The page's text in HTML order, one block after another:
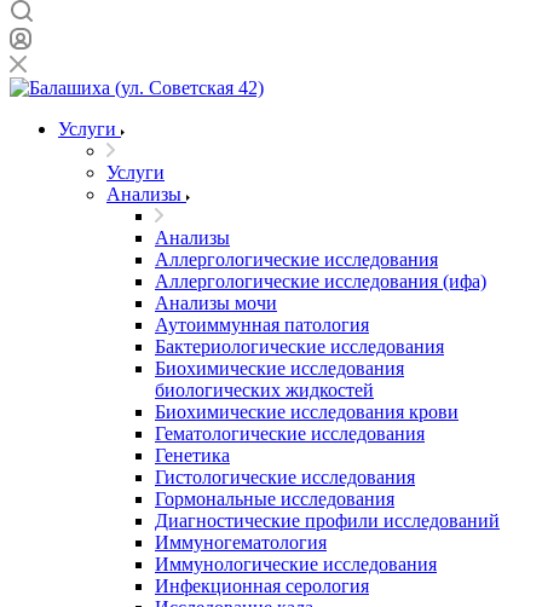
Услуги
Услуги
Анализы
Анализы
Аллергологические исследования
Аллергологические исследования (ифа)
Анализы мочи
Аутоиммунная патология
Бактериологические исследования
Биохимические исследования
биологических жидкостей
Биохимические исследования крови
Гематологические исследования
Генетика
Гистологические исследования
Гормональные исследования
Диагностические профили исследований
Иммуногематология
Иммунологические исследования
Инфекционная серология